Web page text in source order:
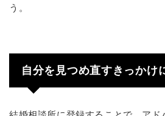
う。
自分を見つめ直すきっかけ